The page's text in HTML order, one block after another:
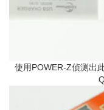
使用POWER-Z侦测出